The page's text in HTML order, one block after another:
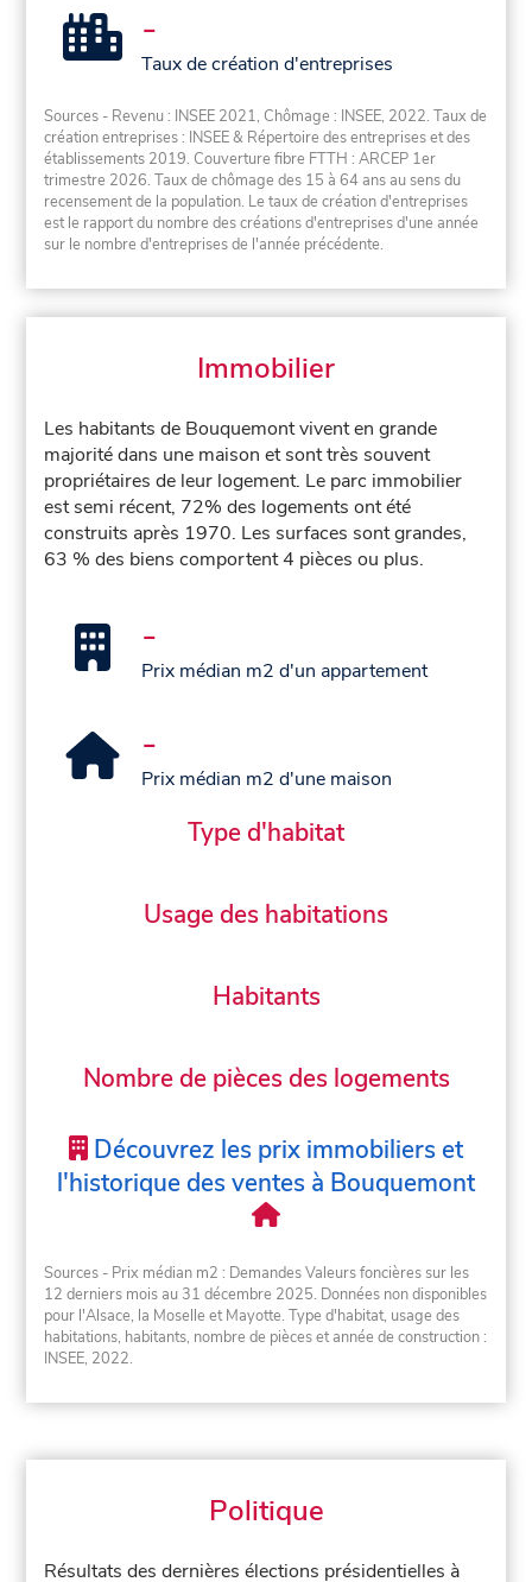
-
Taux de création d'entreprises
Sources - Revenu : INSEE 2021, Chômage : INSEE, 2022. Taux de
création entreprises : INSEE & Répertoire des entreprises et des
établissements 2019. Couverture fibre FTTH : ARCEP 1er
trimestre 2026. Taux de chômage des 15 à 64 ans au sens du
recensement de la population. Le taux de création d'entreprises
est le rapport du nombre des créations d'entreprises d'une année
sur le nombre d'entreprises de l'année précédente.
Immobilier
Les habitants de Bouquemont vivent en grande
majorité dans une maison et sont très souvent
propriétaires de leur logement. Le parc immobilier
est semi récent, 72% des logements ont été
construits après 1970. Les surfaces sont grandes,
63 % des biens comportent 4 pièces ou plus.
-
Prix médian m2 d'un appartement
-
Prix médian m2 d'une maison
Type d'habitat
Usage des habitations
Habitants
Nombre de pièces des logements
Découvrez les prix immobiliers et
l'historique des ventes à Bouquemont
Sources - Prix médian m2 : Demandes Valeurs foncières sur les
12 derniers mois au 31 décembre 2025. Données non disponibles
pour l'Alsace, la Moselle et Mayotte. Type d'habitat, usage des
habitations, habitants, nombre de pièces et année de construction :
INSEE, 2022.
Politique
Résultats des dernières élections présidentielles à